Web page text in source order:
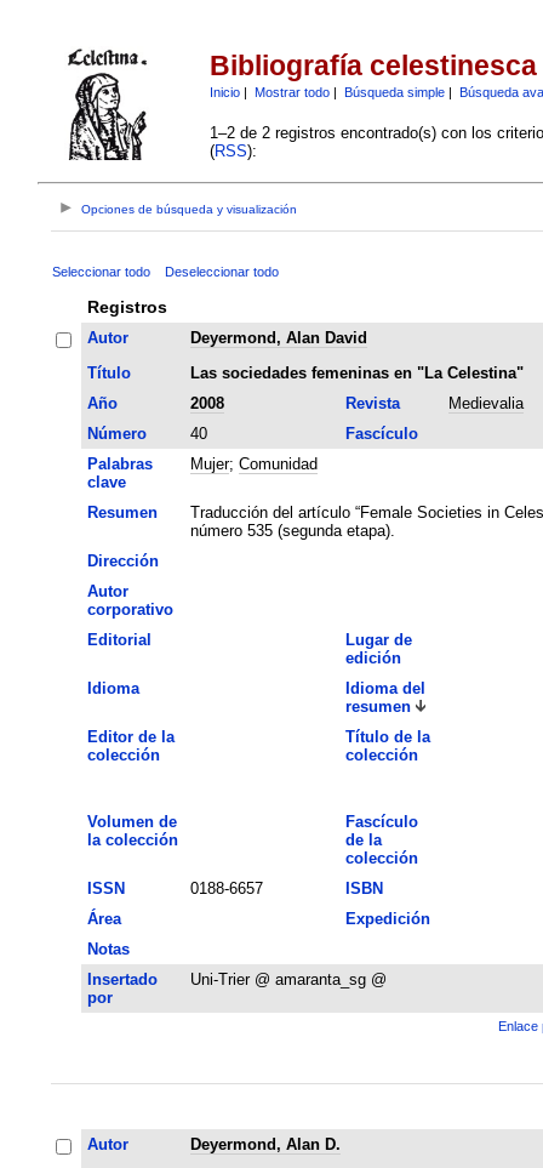
Bibliografía celestinesca
Inicio| Mostrar todo| Búsqueda simple| Búsqueda
1–2 de 2 registros encontrado(s) con los
(RSS):
Opciones de búsqueda y visualización
Seleccionar todo Deseleccionar todo
Registros
Autor
Deyermond, Alan David
Título
Las sociedades femeninas en "La Celestina"
Año
2008 Revista
Medievalia
Número
40
Fascículo
Palabras
clave
Mujer; Comunidad
Resumen
Traducción del artículo “Female Societies in
número 535 (segunda etapa).
Dirección
Autor
corporativo
Editorial
Lugar de
edición
Idioma
Idioma del
resumen
Editor de la
colección
Título de la
colección
Volumen de
la colección
Fascículo
de la
colección
ISSN
0188-6657
ISBN
Área
Expedición
Notas
Insertado
por
Uni-Trier @ amaranta_sg @
Enlace
Autor
Deyermond, Alan D.